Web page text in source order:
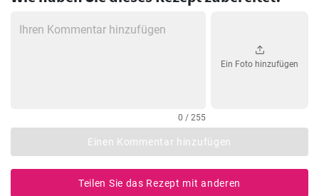
0 / 255
Ein Foto hinzufügen
Einen Kommentar hinzufügen
Teilen Sie das Rezept mit anderen